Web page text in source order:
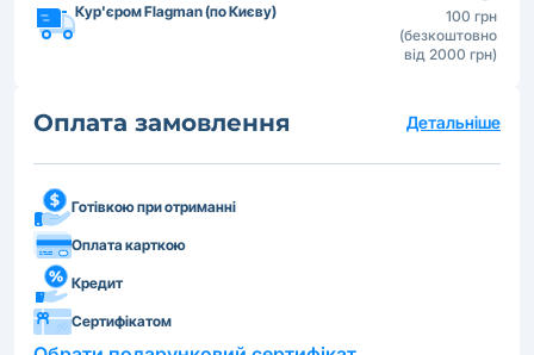
Кур'єром Flagman (по Києву)
100 грн
(безкоштовно
від 2000 грн)
Оплата замовлення Детальніше
Готівкою при отриманні
Оплата карткою
Кредит
Сертифікатом